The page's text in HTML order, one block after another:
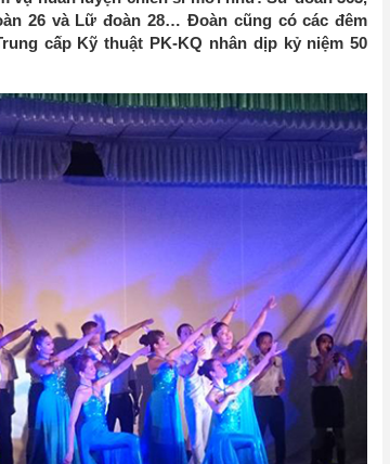
26 và Lữ đoàn 28… Đoàn cũng có các đêm
cấp Kỹ thuật PK-KQ nhân dịp kỷ niệm 50